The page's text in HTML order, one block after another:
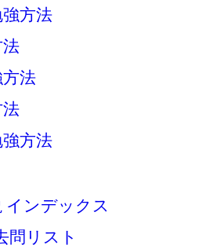
強方法
法
方法
法
強方法
インデックス
問リスト